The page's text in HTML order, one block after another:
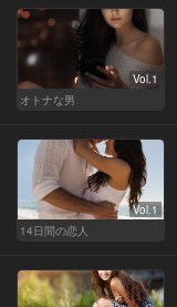
Vol.1
オトナな男
Vol.1
14日間の恋人